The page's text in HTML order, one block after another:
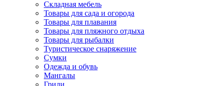
Складная мебель
Товары для сада и огорода
Товары для плавания
Товары для пляжного отдыха
Товары для рыбалки
Туристическое снаряжение
Сумки
Одежда и обувь
Мангалы
Грили